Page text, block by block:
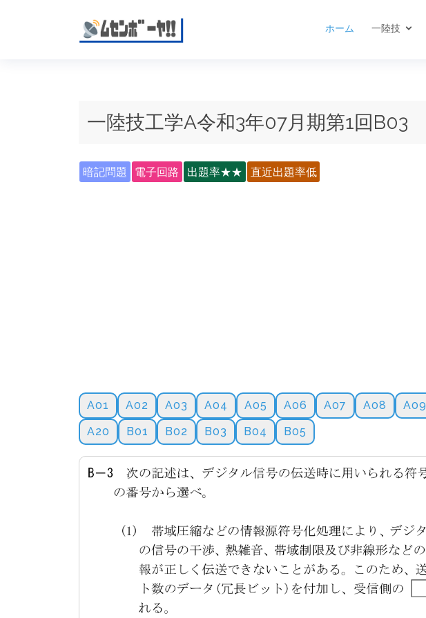
ホーム 一陸技
一陸技工学A令和3年07月期第1回B03
暗記問題 電子回路 出題率★★ 直近出題率低
A01 A02 A03 A04 A05 A06 A07 A08 A09
A20
B01 B02 B03 B04 B05